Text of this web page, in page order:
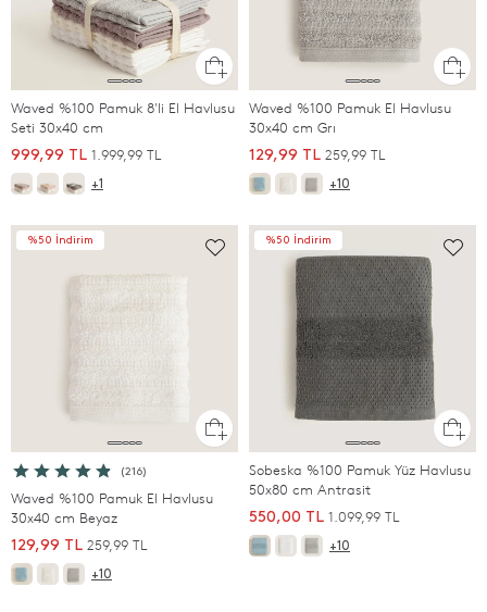
Waved %100 Pamuk 8'li El Havlusu
Seti 30x40 cm
999,99 TL 1.999,99 TL
+1
Waved %100 Pamuk El Havlusu
30x40 cm Grı
129,99 TL 259,99 TL
+10
%50 İndirim
(216)
Waved %100 Pamuk El Havlusu
30x40 cm Beyaz
129,99 TL 259,99 TL
+10
%50 İndirim
Sobeska %100 Pamuk Yüz Havlusu
50x80 cm Antrasit
550,00 TL 1.099,99 TL
+10